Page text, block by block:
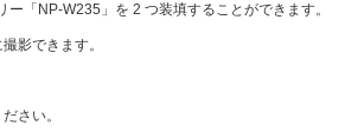
「NP-W235」を 2 つ装填することができます。
影できます。
さい。